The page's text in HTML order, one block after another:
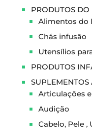
PRODUTOS DO
Alimentos do
Chás infusão
Utensílios
PRODUTOS
SUPLEMENTOS
Articulações
Audição
Cabelo, Pele ,